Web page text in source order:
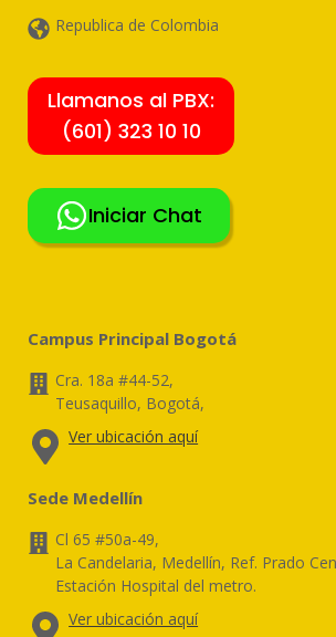
Republica de Colombia
Llamanos al PBX:
(601) 323 10 10
Iniciar Chat
Campus Principal Bogotá
Cra. 18a #44-52,
Teusaquillo, Bogotá,
Ver ubicación aquí
Sede Medellín
Cl 65 #50a-49,
La Candelaria, Medellín, Ref. Prado
Estación Hospital del metro.
Ver ubicación aquí